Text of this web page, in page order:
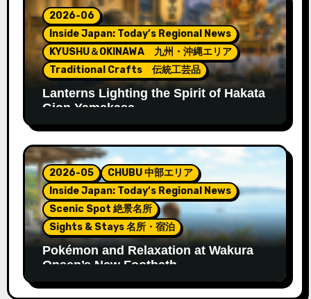
2026-06
Inside Japan: Today’s Regional News
KYUSHU＆OKINAWA 九州・沖縄エリア
Traditional Crafts 伝統工芸品
Lanterns Lighting the Spirit of Hakata
Gion Yamakasa
2026-05
CHUBU 中部エリア
Inside Japan: Today’s Regional News
Scenic Spot 絶景名所
Sights & Stays 名所・宿泊
Pokémon and Relaxation at Wakura
Onsen’s New Footbath